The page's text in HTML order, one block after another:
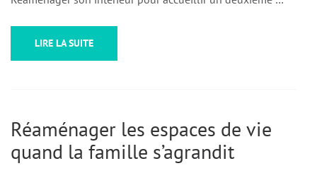
LIRE LA SUITE
Réaménager les espaces de vie
quand la famille s’agrandit